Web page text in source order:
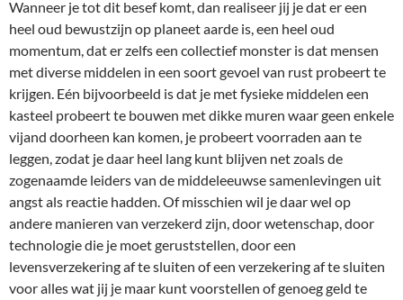
Wanneer je tot dit besef komt, dan realiseer jij je dat er een
heel oud bewustzijn op planeet aarde is, een heel oud
momentum, dat er zelfs een collectief monster is dat mensen
met diverse middelen in een soort gevoel van rust probeert te
krijgen. Eén bijvoorbeeld is dat je met fysieke middelen een
kasteel probeert te bouwen met dikke muren waar geen enkele
vijand doorheen kan komen, je probeert voorraden aan te
leggen, zodat je daar heel lang kunt blijven net zoals de
zogenaamde leiders van de middeleeuwse samenlevingen uit
angst als reactie hadden. Of misschien wil je daar wel op
andere manieren van verzekerd zijn, door wetenschap, door
technologie die je moet geruststellen, door een
levensverzekering af te sluiten of een verzekering af te sluiten
voor alles wat jij je maar kunt voorstellen of genoeg geld te